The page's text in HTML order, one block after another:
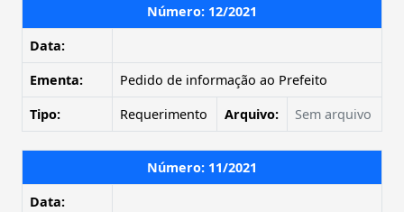
Número: 12/2021
Data:
Ementa:
Pedido de informação ao Prefeito
Tipo:
Requerimento Arquivo: Sem arquivo
Número: 11/2021
Data: